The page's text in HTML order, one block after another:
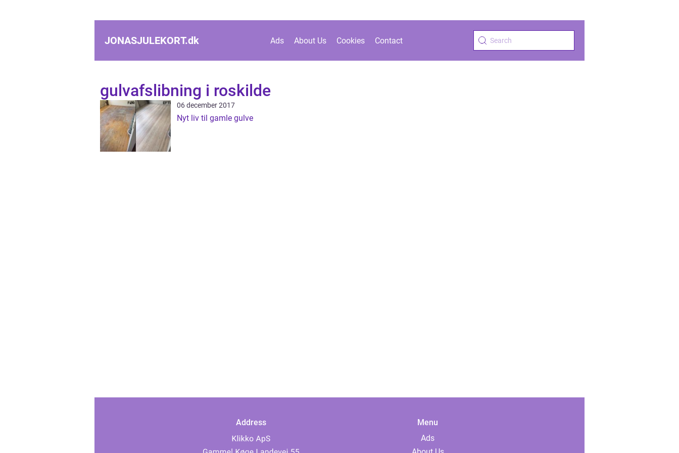
JONASJULEKORT.dk Ads About Us Cookies Contact
gulvafslibning i roskilde
06 december 2017
Nyt liv til gamle gulve
Address
Menu
Ads